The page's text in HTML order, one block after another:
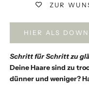
ZUR
HIER ALS
Schritt für Schritt zu
Deine Haare sind zu
dünner und weniger?